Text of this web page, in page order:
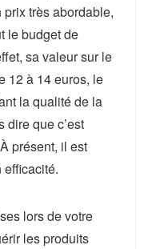
très abordable,
le budget de
sa valeur sur le
12 à 14 euros, le
la qualité de la
dire que c’est
présent, il est
efficacité.
lors de votre
les produits